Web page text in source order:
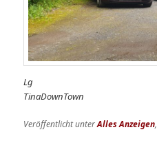
Lg
TinaDownTown
Veröffentlicht unterAlles Anzeigen